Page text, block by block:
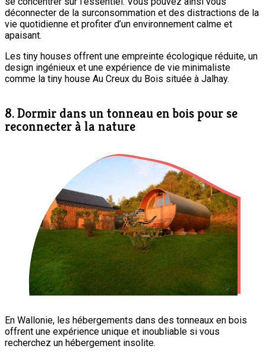
déconnecter de la surconsommation et des distractions de la
vie quotidienne et profiter d’un environnement calme et
apaisant.
Les tiny houses offrent une empreinte écologique réduite, un
design ingénieux et une expérience de vie minimaliste
comme la tiny house Au Creux du Bois située à Jalhay.
8. Dormir dans un tonneau en bois pour se
reconnecter à la nature
En Wallonie, les hébergements dans des tonneaux en bois
offrent une expérience unique et inoubliable si vous
recherchez un hébergement insolite.